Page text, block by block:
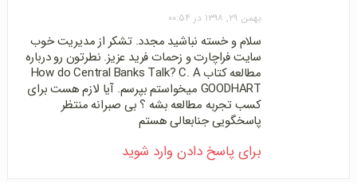
بهمن ۲۹, ۱۳۹۸ در ۰۰:۵۴
سلام و خسته نباشید مجدد. تشکر از مدیریت خوب
سایت فراچارت و زحمات فرید عزیز. نطرتون رو درباره
مطالعه کتاب How do Central Banks Talk? C. A
GOODHART میخواستم بپرسم. آیا لازم هست برای
کسب تجربه مطالعه بشه ؟ بی صبرانه منتظر
پاسخگویی جنابعالی هستم
برای پاسخ دادن وارد شوید